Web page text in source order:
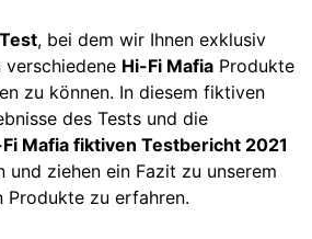
, bei dem wir Ihnen exklusiv
Hi-Fi Mafia Produkte
zu können. In diesem fiktiven
des Tests und die
Mafia fiktiven Testbericht 2021
ziehen ein Fazit zu unserem
Produkte zu erfahren.